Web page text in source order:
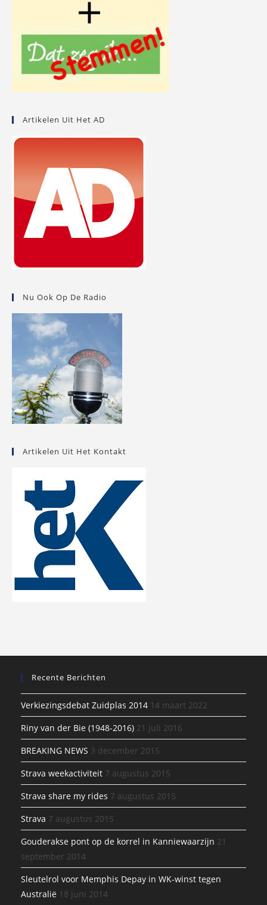
Artikelen Uit Het AD
Nu Ook Op De Radio
Artikelen Uit Het Kontakt
Recente Berichten
Verkiezingsdebat Zuidplas 2014 14 maart 2022
Riny van der Bie (1948-2016) 21 juli 2016
BREAKING NEWS 3 december 2015
Strava weekactiviteit 7 augustus 2015
Strava share my rides 7 augustus 2015
Strava 7 augustus 2015
Gouderakse pont op de korrel in Kanniewaarzijn 21
september 2014
Sleutelrol voor Memphis Depay in WK-winst tegen
Australië 18 juni 2014